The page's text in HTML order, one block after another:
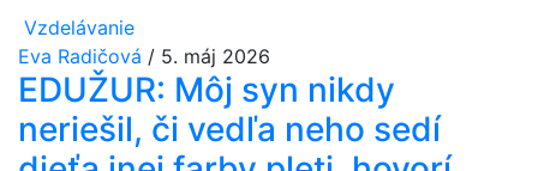
Vzdelávanie
Eva Radičová / 5. máj 2026
EDUŽUR: Môj syn nikdy
neriešil, či vedľa neho sedí